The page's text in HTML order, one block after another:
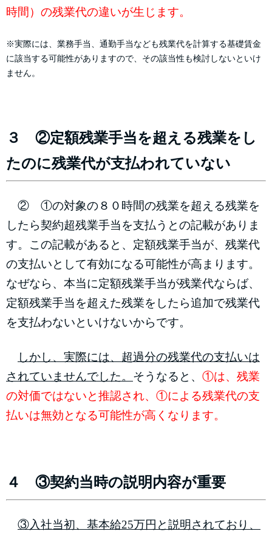
時間）の残業代の違いが生じます。
※実際には、業務手当、通勤手当なども残業代を計算する基礎賃金
に該当する可能性がありますので、その該当性も検討しないといけ
ません。
３ ②定額残業手当を超える残業をし
たのに残業代が支払われていない
② ①の対象の８０時間の残業を超える残業を
したら契約超残業手当を支払うとの記載がありま
す。この記載があると、定額残業手当が、残業代
の支払いとして有効になる可能性が高まります。
なぜなら、本当に定額残業手当が残業代ならば、
定額残業手当を超えた残業をしたら追加で残業代
を支払わないといけないからです。
しかし、実際には、超過分の残業代の支払いは
されていませんでした。 そうなると、 ①は、残業
の対価ではないと推認され、①による残業代の支
払いは無効となる可能性が高くなります。
４ ③契約当時の説明内容が重要
③入社当初、基本給25万円と説明されており、